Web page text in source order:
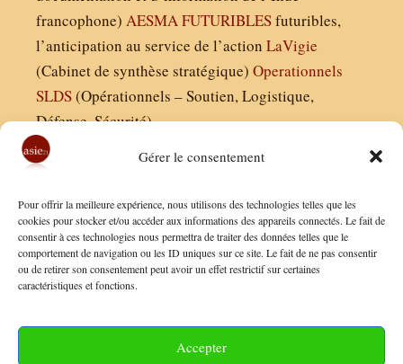
Gérer le consentement
Pour offrir la meilleure expérience, nous utilisons des technologies telles que les
cookies pour stocker et/ou accéder aux informations des appareils connectés. Le fait de
consentir à ces technologies nous permettra de traiter des données telles que le
comportement de navigation ou les ID uniques sur ce site. Le fait de ne pas consentir
ou de retirer son consentement peut avoir un effet restrictif sur certaines
caractéristiques et fonctions.
Accepter
francophone) AESMAFUTURIBLESfuturibles,
l’anticipation au service de l’action LaVigie
(Cabinet de synthèse stratégique) Operationnels
SLDS(Opérationnels – Soutien, Logistique,
Défense, Sécurité)
Finaldées EURL
Siège social : 13 avenue Boudon, 75016, Paris
Nous contacter
Conditions Générales de Vente